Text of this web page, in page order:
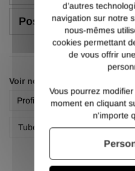
Poser une question
Voir nos autres pages :
Profilé rectangle acier
Tube rectangle creux
d’autres
navigation sur notre
nous-mêmes
cookies permettant
de vous offrir
Vous pourrez
moment en cliquant
n'importe